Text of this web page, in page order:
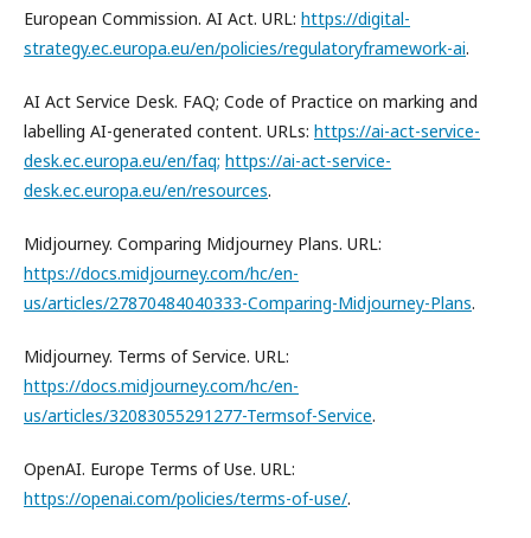
European Commission. AI Act. URL: https://digital-
strategy.ec.europa.eu/en/policies/regulatoryframework-ai.
AI Act Service Desk. FAQ; Code of Practice on marking and
labelling AI-generated content. URLs: https://ai-act-service-
desk.ec.europa.eu/en/faq; https://ai-act-service-
desk.ec.europa.eu/en/resources.
Midjourney. Comparing Midjourney Plans. URL:
https://docs.midjourney.com/hc/en-
us/articles/27870484040333-Comparing-Midjourney-Plans.
Midjourney. Terms of Service. URL:
https://docs.midjourney.com/hc/en-
us/articles/32083055291277-Termsof-Service.
OpenAI. Europe Terms of Use. URL:
https://openai.com/policies/terms-of-use/.